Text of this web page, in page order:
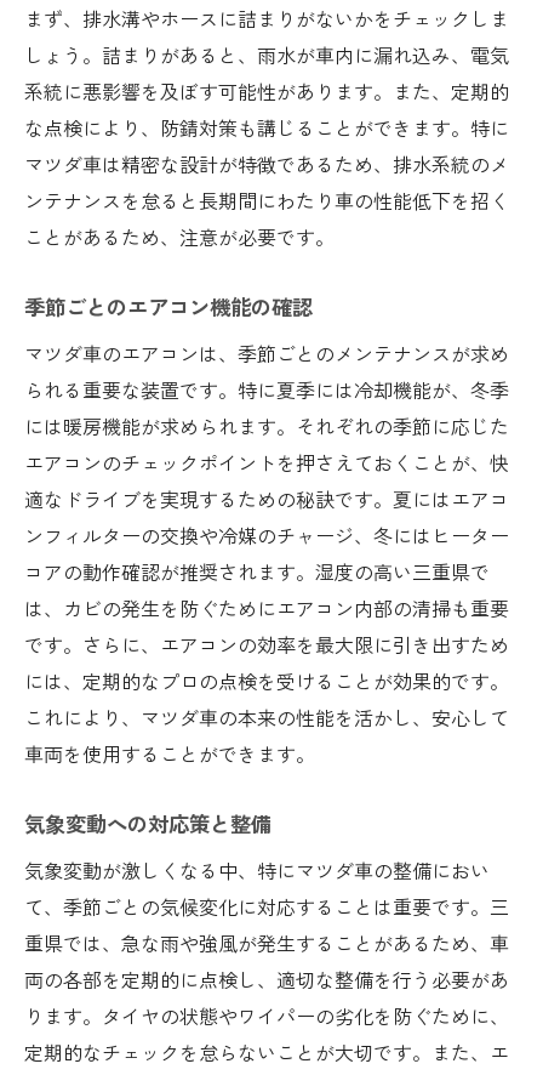
まず、排水溝やホースに詰まりがないかをチェックしま
しょう。詰まりがあると、雨水が車内に漏れ込み、電気
系統に悪影響を及ぼす可能性があります。また、定期的
な点検により、防錆対策も講じることができます。特に
マツダ車は精密な設計が特徴であるため、排水系統のメ
ンテナンスを怠ると長期間にわたり車の性能低下を招く
ことがあるため、注意が必要です。
季節ごとのエアコン機能の確認
マツダ車のエアコンは、季節ごとのメンテナンスが求め
られる重要な装置です。特に夏季には冷却機能が、冬季
には暖房機能が求められます。それぞれの季節に応じた
エアコンのチェックポイントを押さえておくことが、快
適なドライブを実現するための秘訣です。夏にはエアコ
ンフィルターの交換や冷媒のチャージ、冬にはヒーター
コアの動作確認が推奨されます。湿度の高い三重県で
は、カビの発生を防ぐためにエアコン内部の清掃も重要
です。さらに、エアコンの効率を最大限に引き出すため
には、定期的なプロの点検を受けることが効果的です。
これにより、マツダ車の本来の性能を活かし、安心して
車両を使用することができます。
気象変動への対応策と整備
気象変動が激しくなる中、特にマツダ車の整備におい
て、季節ごとの気候変化に対応することは重要です。三
重県では、急な雨や強風が発生することがあるため、車
両の各部を定期的に点検し、適切な整備を行う必要があ
ります。タイヤの状態やワイパーの劣化を防ぐために、
定期的なチェックを怠らないことが大切です。また、エ